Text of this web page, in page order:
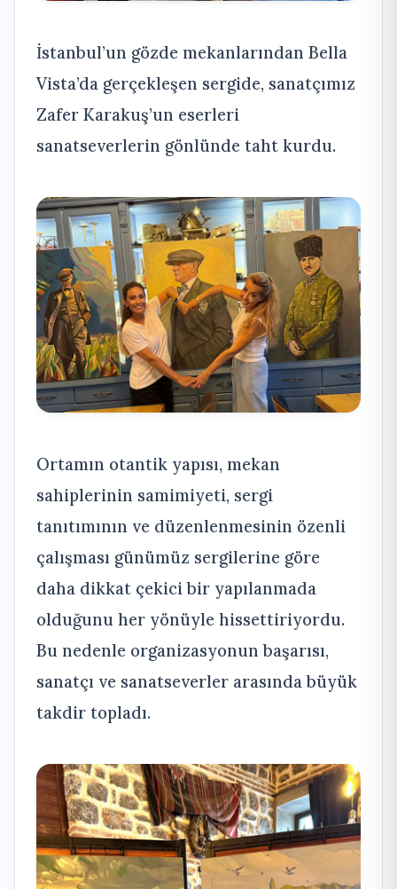
İstanbul’un gözde mekanlarından Bella
Vista’da gerçekleşen sergide, sanatçımız
Zafer Karakuş’un eserleri
sanatseverlerin gönlünde taht kurdu.
Ortamın otantik yapısı, mekan
sahiplerinin samimiyeti, sergi
tanıtımının ve düzenlenmesinin özenli
çalışması günümüz sergilerine göre
daha dikkat çekici bir yapılanmada
olduğunu her yönüyle hissettiriyordu.
Bu nedenle organizasyonun başarısı,
sanatçı ve sanatseverler arasında büyük
takdir topladı.